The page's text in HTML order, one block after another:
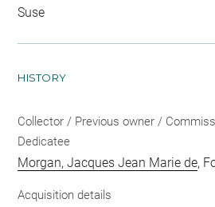
Suse
HISTORY
Collector / Previous owner /
Dedicatee
Morgan, Jacques Jean Marie de,
Acquisition details